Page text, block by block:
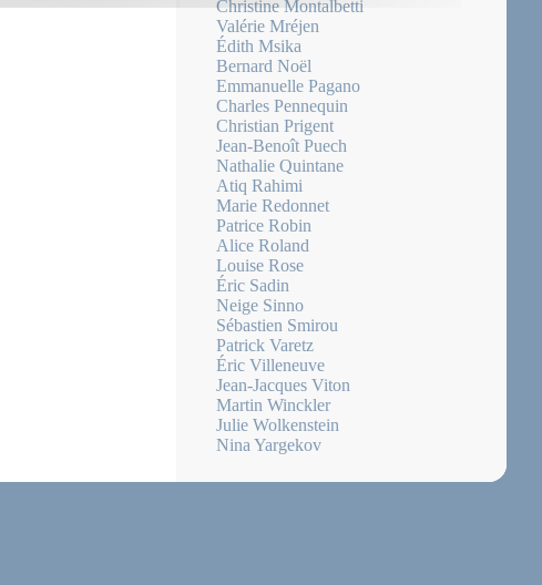
Christine Montalbetti
Valérie Mréjen
Édith Msika
Bernard Noël
Emmanuelle Pagano
Charles Pennequin
Christian Prigent
Jean-Benoît Puech
Nathalie Quintane
Atiq Rahimi
Marie Redonnet
Patrice Robin
Alice Roland
Louise Rose
Éric Sadin
Neige Sinno
Sébastien Smirou
Patrick Varetz
Éric Villeneuve
Jean-Jacques Viton
Martin Winckler
Julie Wolkenstein
Nina Yargekov